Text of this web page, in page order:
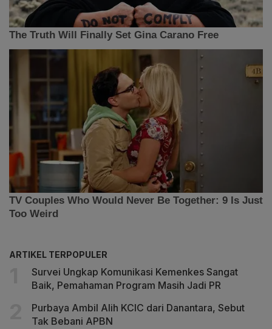
ARTIKEL TERPOPULER
Survei Ungkap Komunikasi Kemenkes Sangat
Baik, Pemahaman Program Masih Jadi PR
Purbaya Ambil Alih KCIC dari Danantara, Sebut
Tak Bebani APBN